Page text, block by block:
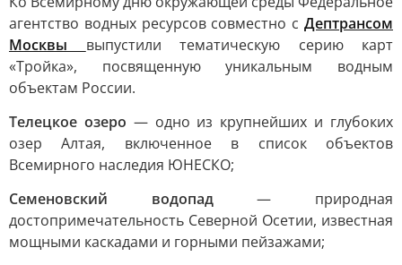
агентство водных ресурсов совместно с Дептрансом
Москвы выпустили тематическую серию карт
«Тройка», посвященную уникальным водным
объектам России.
Телецкое озеро — одно из крупнейших и глубоких
озер Алтая, включенное в список объектов
Всемирного наследия ЮНЕСКО;
Семеновский водопад— природная
достопримечательность Северной Осетии, известная
мощными каскадами и горными пейзажами;